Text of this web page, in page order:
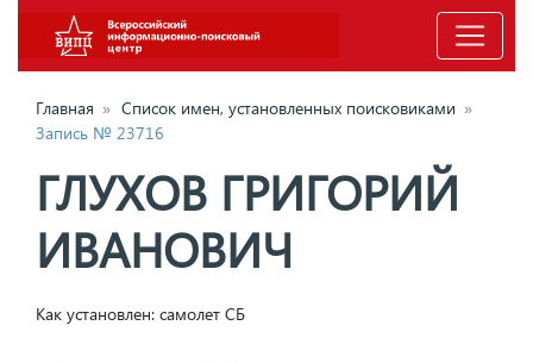
Главная » Список имен, установленных поисковиками »
Запись № 23716
ГЛУХОВ ГРИГОРИЙ
ИВАНОВИЧ
Как установлен: самолет СБ